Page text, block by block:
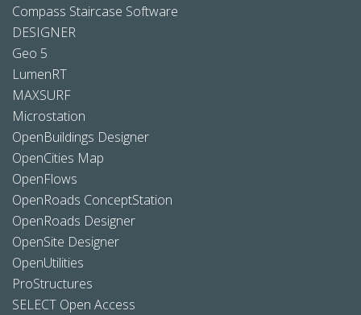
Compass Staircase Software
DESIGNER
Geo 5
LumenRT
MAXSURF
Microstation
OpenBuildings Designer
OpenCities Map
OpenFlows
OpenRoads ConceptStation
OpenRoads Designer
OpenSite Designer
OpenUtilities
ProStructures
SELECT Open Access